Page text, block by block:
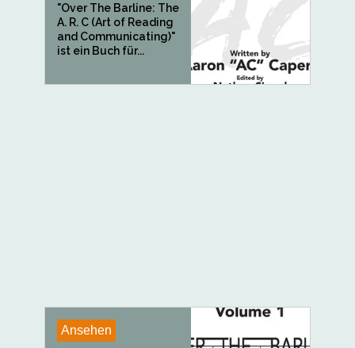
"Over The Barline: The
A. R. C (Art of Reading
and Communicating)"
ist ein Buch für...
Ansehen